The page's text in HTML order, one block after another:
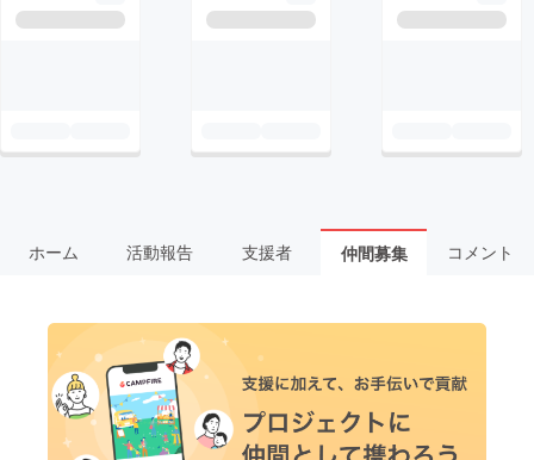
ホーム 活動報告 支援者 仲間募集 コメント